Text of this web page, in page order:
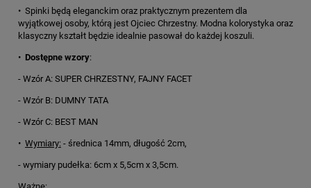
• Spinki będą eleganckim oraz praktycznym prezentem dla
wyjątkowej osoby, którą jest Ojciec Chrzestny. Modna kolorystyka oraz
klasyczny kształt będzie idealnie pasował do każdej koszuli.
• Dostępne wzory:
- Wzór A: SUPER CHRZESTNY, FAJNY FACET
- Wzór B: DUMNY TATA
- Wzór C: BEST MAN
• Wymiary: - średnica 14mm, długość 2cm,
- wymiary pudełka: 6cm x 5,5cm x 3,5cm.